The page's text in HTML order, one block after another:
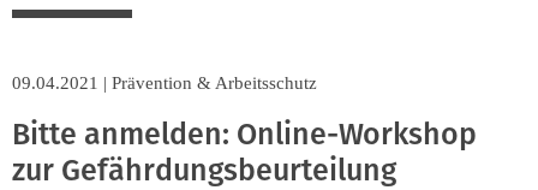
09.04.2021 | Prävention & Arbeitsschutz
Bitte anmelden: Online-Workshop
zur Gefährdungsbeurteilung